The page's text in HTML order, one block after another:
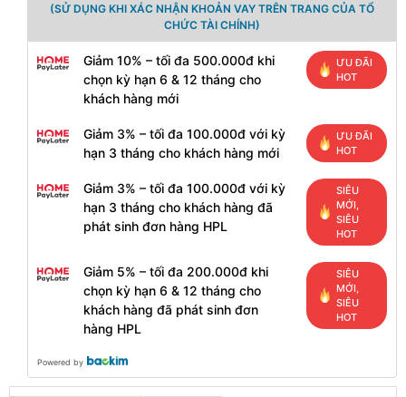
(SỬ DỤNG KHI XÁC NHẬN KHOẢN VAY TRÊN TRANG CỦA TỔ
CHỨC TÀI CHÍNH)
Giảm 10% – tối đa 500.000đ khi
chọn kỳ hạn 6 & 12 tháng cho
khách hàng mới
ƯU ĐÃI
HOT
Giảm 3% – tối đa 100.000đ với kỳ
hạn 3 tháng cho khách hàng mới
ƯU ĐÃI
HOT
Giảm 3% – tối đa 100.000đ với kỳ
hạn 3 tháng cho khách hàng đã
phát sinh đơn hàng HPL
SIÊU
MỚI,
SIÊU
HOT
Giảm 5% – tối đa 200.000đ khi
chọn kỳ hạn 6 & 12 tháng cho
khách hàng đã phát sinh đơn
hàng HPL
SIÊU
MỚI,
SIÊU
HOT
Powered by